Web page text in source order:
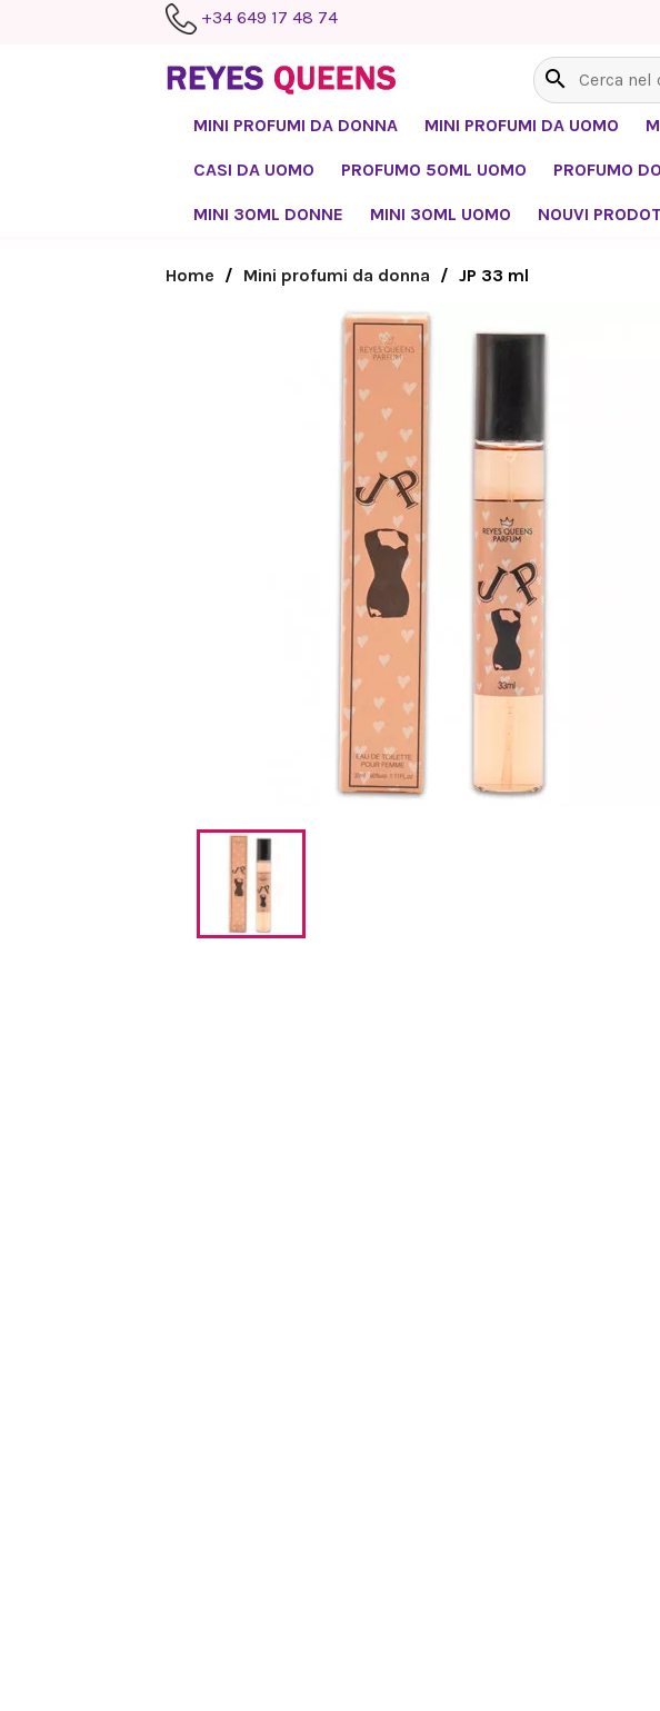
+34 649 17 48 74
search
MINI PROFUMI DA DONNA MINI PROFUMI DA UOMO
CASI DA UOMO PROFUMO 50ML UOMO PROFUMO
MINI 30ML DONNE MINI 30ML UOMO NOUVI
Home Mini profumi da donna JP 33 ml